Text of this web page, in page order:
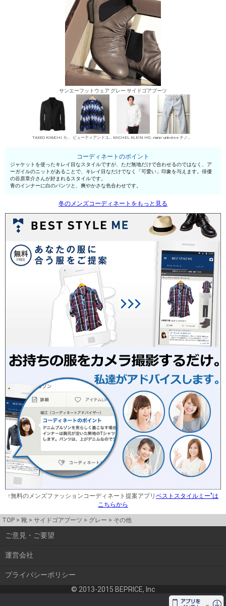
サンエーフットウェア グレー サイドゴアブーツ
TAKEO KIKUCHI カジュアルジャケット ビューティアンドユース ユナイテッドアローズ 丸首セーター MICHEL KLEIN HOMME シャツ nano･universe チノパン・綿パン
コーディネートのポイント
ジャケットを使ったキレイ目なスタイルですが、ただ無地だけで合わせるのではなく、ア
ーガイルのニットがあることで、キレイ目なだけでなく「可愛い」印象を与えます。俳優
の谷原章介さんが好まれるスタイルです。
青のインナーに白のパンツと、爽やかさな色合わせです。
冬のメンズコーディネートをもっと見る
↑無料のメンズファッションコーディネート提案アプリ ベストスタイルミー"は
こちらから
TOP 靴 サイドゴアブーツ グレー その他
ご意見・ご要望
運営会社
プライバシーポリシー
© 2013-2015 BEPRICE, Inc